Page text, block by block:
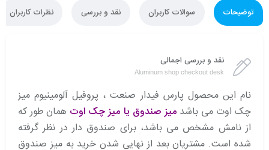
توضیحات سوالات کاربران نقد و بررسی نظرات کاربران
نقد و بررسی اجمالی
Aluminum shop checkout desk
نام این محصول پارس فیدار صنعت ، پروفیل آلومینیوم میز
چک اوت می باشدمیز صندوق یا میز چک اوت همان طور که
از نامش مشخص می باشد، برای صندوق دار در نظر گرفته
شده است. مشتریان بعد از نهایی شدن خرید به میز صندوق